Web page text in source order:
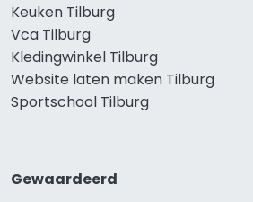
Keuken Tilburg
Vca Tilburg
Kledingwinkel Tilburg
Website laten maken Tilburg
Sportschool Tilburg
Gewaardeerd